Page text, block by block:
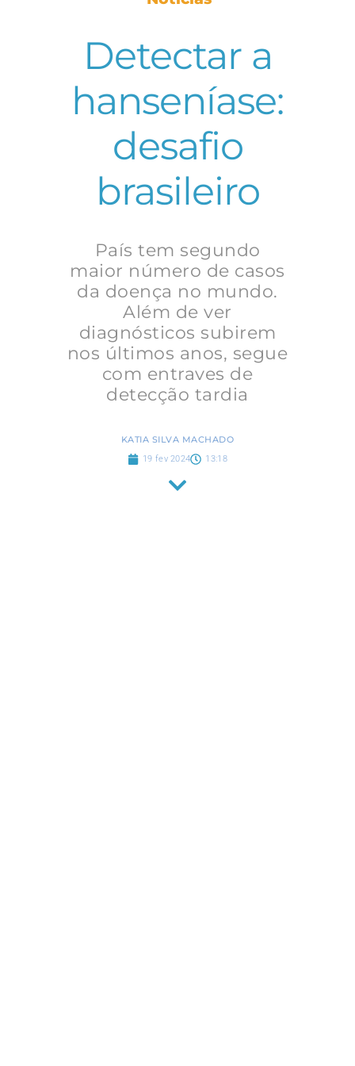
Detectar a
hanseníase:
desafio
brasileiro
País tem segundo
maior número de casos
da doença no mundo.
Além de ver
diagnósticos subirem
nos últimos anos, segue
com entraves de
detecção tardia
KATIA SILVA MACHADO
19 fev 2024 13:18